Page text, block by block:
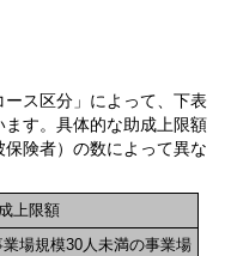
ス区分」によって、下表
す。具体的な助成上限額
険者）の数によって異な
上限額
業場規模30人未満の事業場